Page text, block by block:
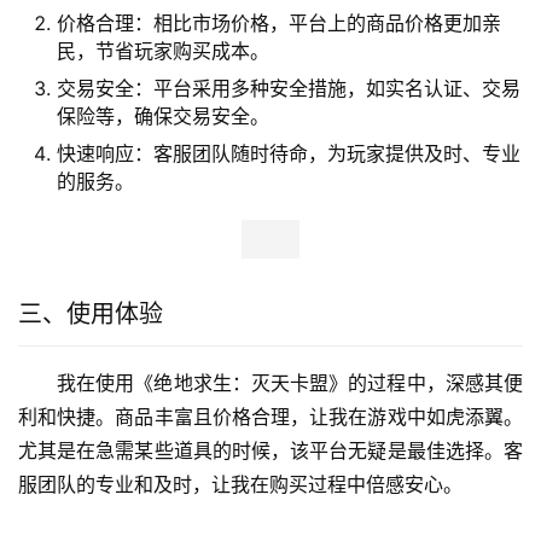
价格合理：相比市场价格，平台上的商品价格更加亲
民，节省玩家购买成本。
交易安全：平台采用多种安全措施，如实名认证、交易
保险等，确保交易安全。
快速响应：客服团队随时待命，为玩家提供及时、专业
的服务。
三、使用体验
我在使用《绝地求生：灭天卡盟》的过程中，深感其便
利和快捷。商品丰富且价格合理，让我在游戏中如虎添翼。
尤其是在急需某些道具的时候，该平台无疑是最佳选择。客
服团队的专业和及时，让我在购买过程中倍感安心。